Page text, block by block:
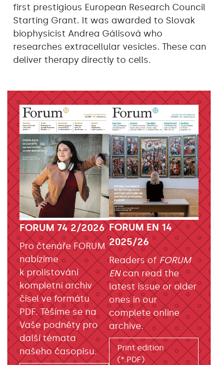
first prestigious European Research Council
Starting Grant. It was awarded to Slovak
biophysicist Andrea Gálisová who
researches extracellular vesicles. These can
deliver therapy directly to cells.
FORUM 74 2/2026
Pro čtenáře FORUM
nabízíme
k prolistování
kompletní archiv
čísel ve formátu
PDF. Těšíme se na
Vaše podněty pro
další témata
našeho časopisu.
FORUM EN 14
2025/26
Readers of FORUM
ENcan read the
latest issue or older
ones in our
complete online
archive.
Print edition
(*.PDF)